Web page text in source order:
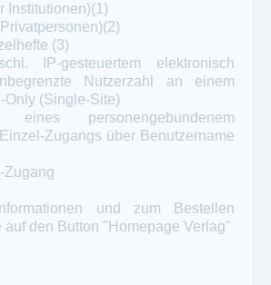
Institutionen)(1)
(3)
IP-gesteuertem elektronisch
Nutzerzahl an einem
Only (Single-Site)
personengebundenem
Zugangs über Benutzername
Zugang
und zum Bestellen
auf den Button "Homepage Verlag"